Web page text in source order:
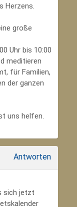
Herzens.
große
Uhr bis 10:00
meditieren
für Familien,
der ganzen
uns helfen.
Antworten
sich jetzt